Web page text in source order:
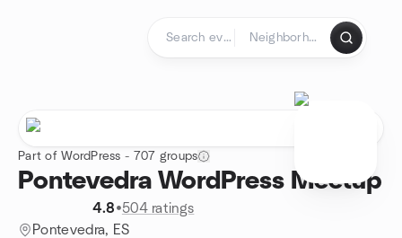
Part of WordPress - 707 groups
Pontevedra WordPress Meetup
4.8•504 ratings
Pontevedra, ES